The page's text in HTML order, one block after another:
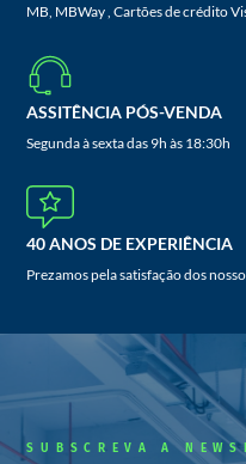
MB, MBWay , Cartões de crédito
ASSITÊNCIA PÓS-VENDA
Segunda à sexta das 9h às 18:30h
40 ANOS DE EXPERIÊNCIA
Prezamos pela satisfação dos
SUBSCREVA A